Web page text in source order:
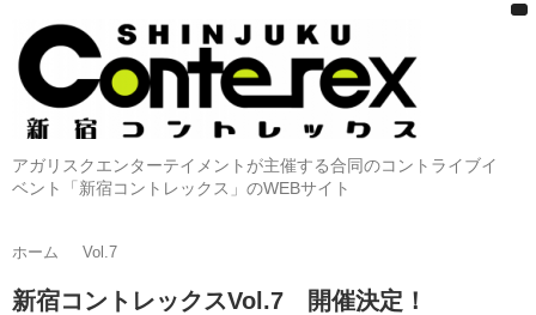
アガリスクエンターテイメントが主催する合同のコントライブイ
ベント「新宿コントレックス」のWEBサイト
ホーム Vol.7
新宿コントレックスVol.7 開催決定！